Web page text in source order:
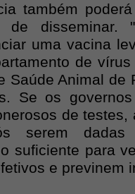
também
de disseminar.
uma vacina
de
Saúde Animal de
Se os
de testes,
serem
suficiente para
e previnem